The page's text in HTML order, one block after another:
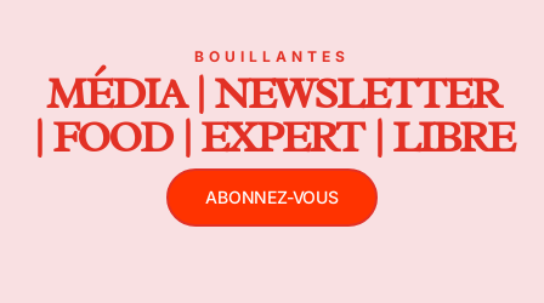
BOUILLANTES
MÉDIA | NEWSLETTER
| FOOD | EXPERT | LIBRE
ABONNEZ-VOUS